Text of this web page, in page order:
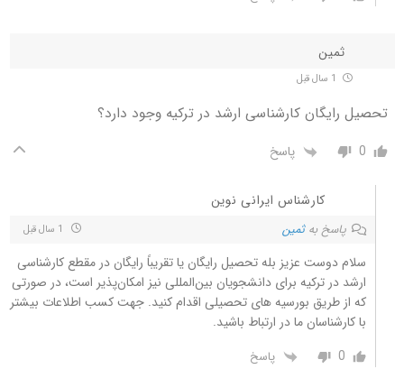
ثمین
تحصیل رایگان کارشناسی ارشد در ترکیه وجود دارد؟
0 پاسخ
کارشناس ایرانی نوین
پاسخ بهثمین
سلام دوست عزیز بله تحصیل رایگان یا تقریباً رایگان در مقطع کارشناسی
ارشد در ترکیه برای دانشجویان بین‌المللی نیز امکان‌پذیر است، در صورتی
که از طریق بورسیه های تحصیلی اقدام کنید. جهت کسب اطلاعات بیشتر
با کارشناسان ما در ارتباط باشید.
0
پاسخ